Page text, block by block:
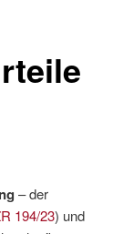
– der
194/23) und